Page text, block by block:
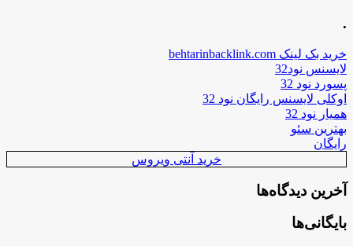
.
خرید بک لینک behtarinbacklink.com
لایسنس نود32
پسورد نود 32
اوکلی لایسنس رایگان نود 32
همیار نود 32
بهترین سئو
رایگان
خرید آنتی ویروس
آخرین دیدگاه‌ها
بایگانی‌ها